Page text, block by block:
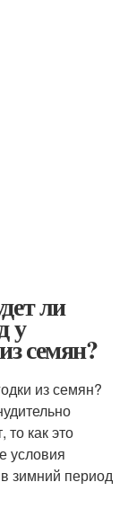
ли
у
семян?
из семян?
то как это
условия
зимний период